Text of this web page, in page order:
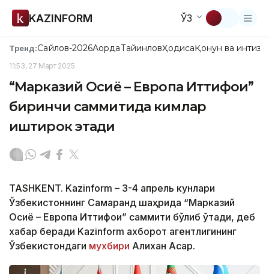
KAZINFORM ЎЗ
Тренд:Сайлов-2026АқордаТайинловҲодисаҚонун ва
11:53, 27 Март 2025
“Марказий Осиё – Европа Иттифоқи”
биринчи саммитида кимлар
иштирок этади
TASHKENT. Kazinform – 3-4 апрель кунлари
Ўзбекистоннинг Самарқанд шаҳрида “Марказий
Осиё – Европа Иттифоқи” саммити бўлиб ўтади, деб
хабар беради Kazinform ахборот агентлигининг
Ўзбекистондаги мухбири Алихан Асқар.